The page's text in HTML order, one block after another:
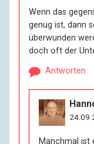
Wenn das
genug ist, dann
überwunden
doch oft der
Antworten
Manchmal ist